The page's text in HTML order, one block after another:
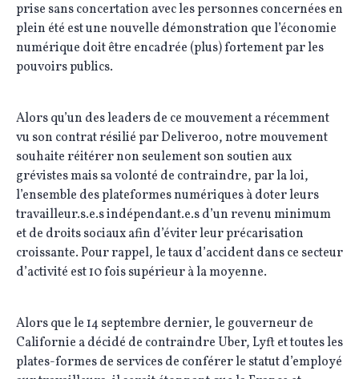
prise sans concertation avec les personnes concernées en
plein été est une nouvelle démonstration que l’économie
numérique doit être encadrée (plus) fortement par les
pouvoirs publics.
Alors qu’un des leaders de ce mouvement a récemment
vu son contrat résilié par Deliveroo, notre mouvement
souhaite réitérer non seulement son soutien aux
grévistes mais sa volonté de contraindre, par la loi,
l’ensemble des plateformes numériques à doter leurs
travailleur.s.e.s indépendant.e.s d’un revenu minimum
et de droits sociaux afin d’éviter leur précarisation
croissante. Pour rappel, le taux d’accident dans ce secteur
d’activité est 10 fois supérieur à la moyenne.
Alors que le 14 septembre dernier, le gouverneur de
Californie a décidé de contraindre Uber, Lyft et toutes les
plates-formes de services de conférer le statut d’employé